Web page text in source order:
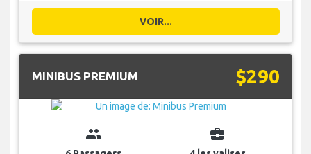
VOIR...
MINIBUS PREMIUM $290
group business_center